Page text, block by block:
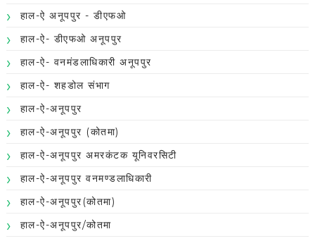
हाल-ऐ अनूपपुर - डीएफओ
हाल-ऐ- डीएफओ अनूपपुर
हाल-ऐ- वनमंडलाधिकारी अनूपपुर
हाल-ऐ- शहडोल संभाग
हाल-ऐ-अनूपपुर
हाल-ऐ-अनूपपुर (कोतमा)
हाल-ऐ-अनूपपुर अमरकंटक यूनिवरसिटी
हाल-ऐ-अनूपपुर वनमण्डलाधिकारी
हाल-ऐ-अनूपपुर(कोतमा)
हाल-ऐ-अनूपपुर/कोतमा